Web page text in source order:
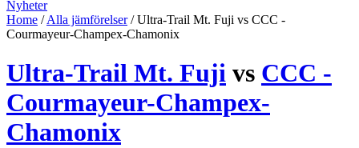
Nyheter
Home / Alla jämförelser / Ultra-Trail Mt. Fuji vs CCC -
Courmayeur-Champex-Chamonix
Ultra-Trail Mt. Fuji vs CCC -
Courmayeur-Champex-
Chamonix